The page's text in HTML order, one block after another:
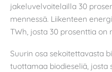
jakeluvelvoitelailla 30
mennessä. Liikenteen
TWh, josta 30 prosenttia on
Suurin osa sekoitettavasta
tuottamaa biodieseliä, josta